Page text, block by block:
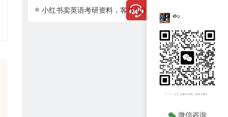
小红书卖英语考研资料，客单价9.9，250天卖了16w!
微信咨询